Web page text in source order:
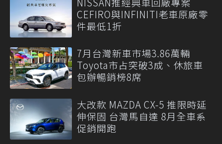
CEFIRO與INFINITI老車原廠零
件最低1折
7月台灣新車市場3.86萬輛
Toyota市占突破3成、休旅車
包辦暢銷榜8席
大改款 MAZDA CX-5 推限時延
伸保固 台灣馬自達 8月全車系
促銷開跑